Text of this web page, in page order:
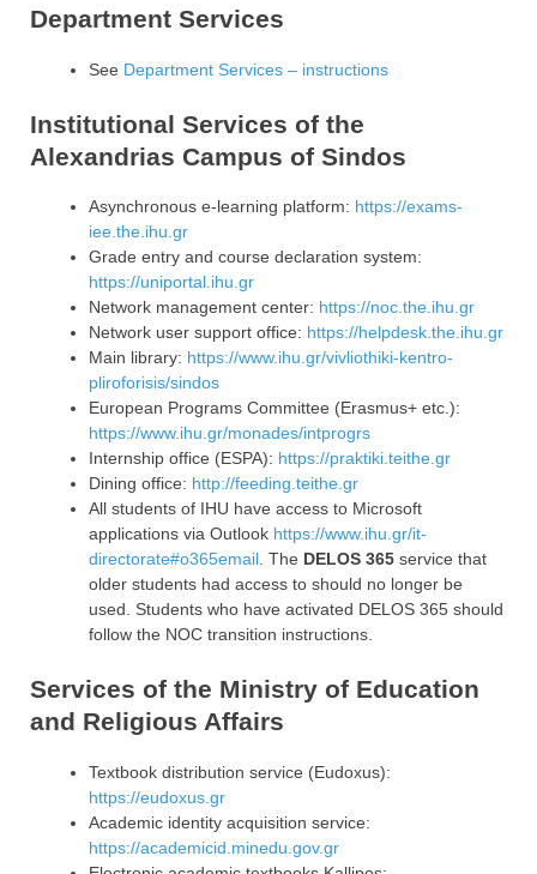
Department Services
See Department Services – instructions
Institutional Services of the
Alexandrias Campus of Sindos
Asynchronous e-learning platform: https://exams-
iee.the.ihu.gr
Grade entry and course declaration system:
https://uniportal.ihu.gr
Network management center: https://noc.the.ihu.gr
Network user support office: https://helpdesk.the.ihu.gr
Main library: https://www.ihu.gr/vivliothiki-kentro-
pliroforisis/sindos
European Programs Committee (Erasmus+ etc.):
https://www.ihu.gr/monades/intprogrs
Internship office (ESPA): https://praktiki.teithe.gr
Dining office: http://feeding.teithe.gr
All students of IHU have access to Microsoft
applications via Outlook https://www.ihu.gr/it-
directorate#o365email. The DELOS 365 service that
older students had access to should no longer be
used. Students who have activated DELOS 365 should
follow the NOC transition instructions.
Services of the Ministry of Education
and Religious Affairs
Textbook distribution service (Eudoxus):
https://eudoxus.gr
Academic identity acquisition service:
https://academicid.minedu.gov.gr